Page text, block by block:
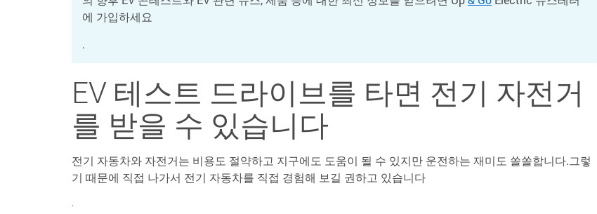
에 가입하세요
.
EV 테스트 드라이브를 타면 전기 자전거
를 받을 수 있습니다
전기 자동차와 자전거는 비용도 절약하고 지구에도 도움이 될 수 있지만 운전하는 재미도 쏠쏠합니다.그렇
기 때문에 직접 나가서 전기 자동차를 직접 경험해 보길 권하고 있습니다
.